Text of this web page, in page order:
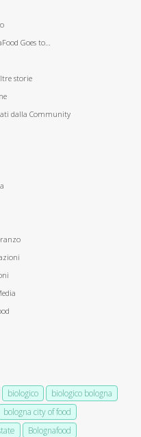
Goes to…
storie
dalla Community
biologico
biologico bologna
bologna city of food
Bolognafood